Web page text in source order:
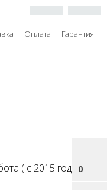
Оплата
Гарантия
0
( с 2015 года )